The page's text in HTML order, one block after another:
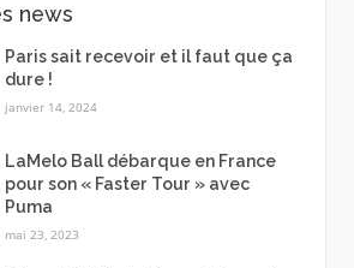
news
Paris sait recevoir et il faut que ça
dure !
janvier 14, 2024
LaMelo Ball débarque en France
pour son « Faster Tour » avec
Puma
mai 23, 2023